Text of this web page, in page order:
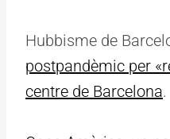
Hubbisme de
postpandèmic per
centre de Barcelona.